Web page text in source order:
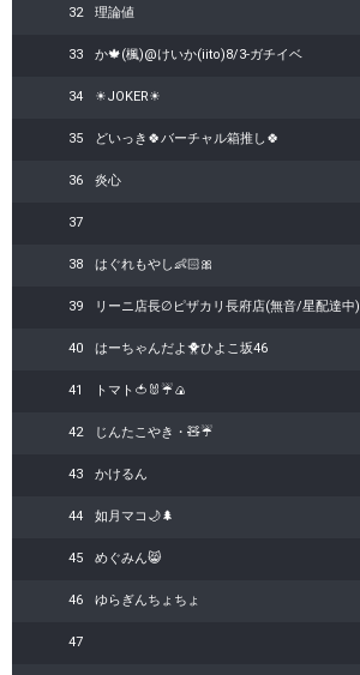
32 理論値
33 か🍁(楓)@けいか(iito)8/3-ガチイベ
34 ☀JOKER☀
35 どいっき🍀‬バーチャル箱推し🍀
36 炎心
37
38 はぐれもやし👶🏻🎀
39 リーニ店長∅ピザカリ長府店(無音/星配達中)
40 はーちゃんだよ🐥ひよこ坂46
41 トマト🍅🐰☔🍙
42 じんたこやき・🧸☔
43 かけるん
44 如月マコ🌙🌲
45 めぐみん😸
46 ゆらぎんちょちょ
47